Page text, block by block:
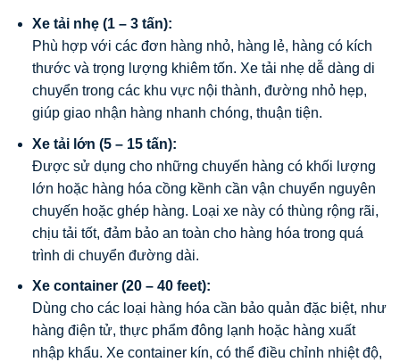
Xe tải nhẹ (1 – 3 tấn):
Phù hợp với các đơn hàng nhỏ, hàng lẻ, hàng có kích
thước và trọng lượng khiêm tốn. Xe tải nhẹ dễ dàng di
chuyển trong các khu vực nội thành, đường nhỏ hẹp,
giúp giao nhận hàng nhanh chóng, thuận tiện.
Xe tải lớn (5 – 15 tấn):
Được sử dụng cho những chuyến hàng có khối lượng
lớn hoặc hàng hóa cồng kềnh cần vận chuyển nguyên
chuyến hoặc ghép hàng. Loại xe này có thùng rộng rãi,
chịu tải tốt, đảm bảo an toàn cho hàng hóa trong quá
trình di chuyển đường dài.
Xe container (20 – 40 feet):
Dùng cho các loại hàng hóa cần bảo quản đặc biệt, như
hàng điện tử, thực phẩm đông lạnh hoặc hàng xuất
nhập khẩu. Xe container kín, có thể điều chỉnh nhiệt độ,